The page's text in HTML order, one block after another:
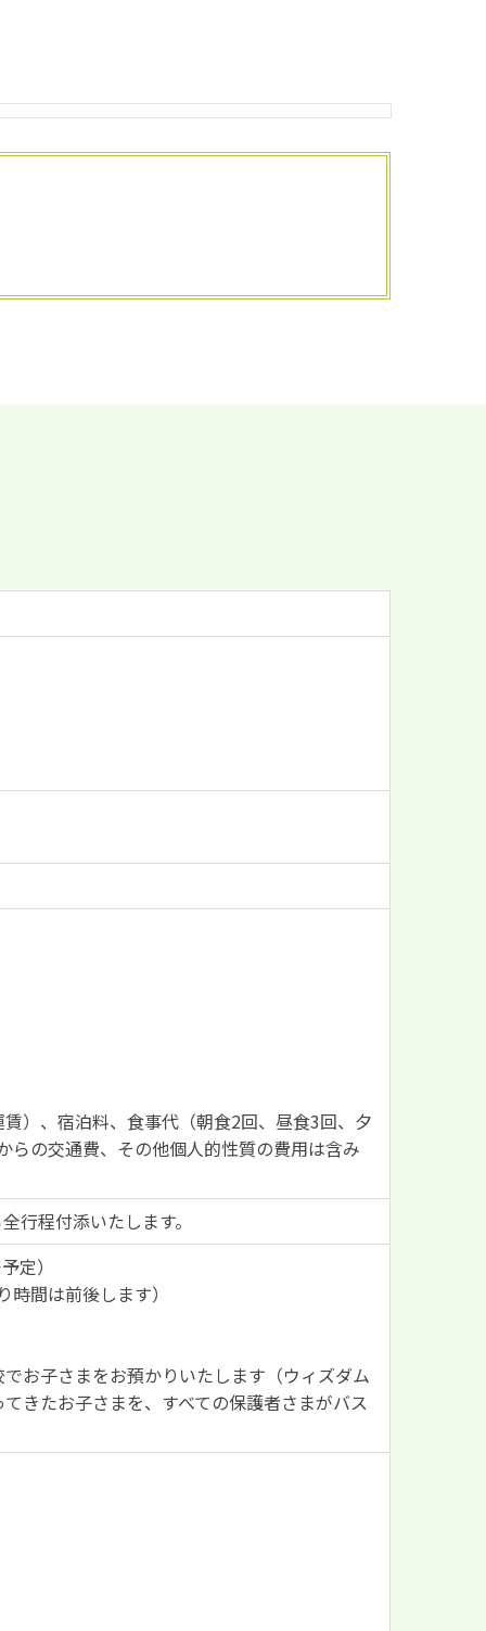
）、宿泊料、食事代（朝食2回、昼食3回、夕
らの交通費、その他個人的性質の費用は含み
行程付添いたします。
定）
間は前後します）
お子さまをお預かりいたします（ウィズダム
きたお子さまを、すべての保護者さまがバス